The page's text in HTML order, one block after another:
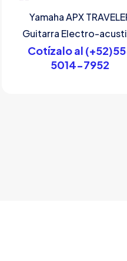
Yamaha APX
Guitarra Electro-
Cotízalo al
5014-7952